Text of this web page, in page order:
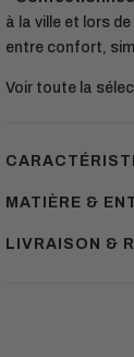
à la ville et lors
entre confort,
Voir toute la
MATIÈRE &
LIVRAISON &